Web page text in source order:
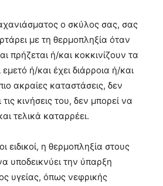
ο σκύλος σας, σας
με τη θερμοπληξία όταν
πρήζεται ή/και κοκκινίζουν τα
ή/και έχει διάρροια ή/και
ακραίες καταστάσεις, δεν
κινήσεις του, δεν μπορεί να
τελικά καταρρέει.
η θερμοπληξία στους
υποδεικνύει την ύπαρξη
υγείας, όπως νεφρικής